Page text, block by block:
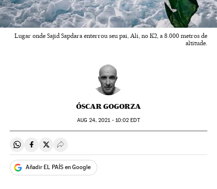
Lugar onde Sajid Sapdara enterrou seu pai, Ali, no K2, a 8.000 metros de
altitude.
ÓSCAR GOGORZA
AUG 24, 2021 - 10:02 EDT
Compartir en Whatsapp
Compartir en Facebook
Compartir en Twitter
Desplegar Redes Sociales
Añadir EL PAÍS en Google